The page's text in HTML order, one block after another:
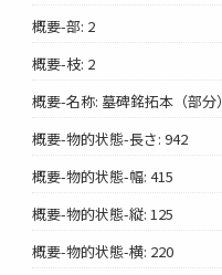
概要-部: 2
概要-枝: 2
概要-名称: 墓碑銘拓本（部分）
概要-物的状態-長さ: 942
概要-物的状態-幅: 415
概要-物的状態-縦: 125
概要-物的状態-横: 220